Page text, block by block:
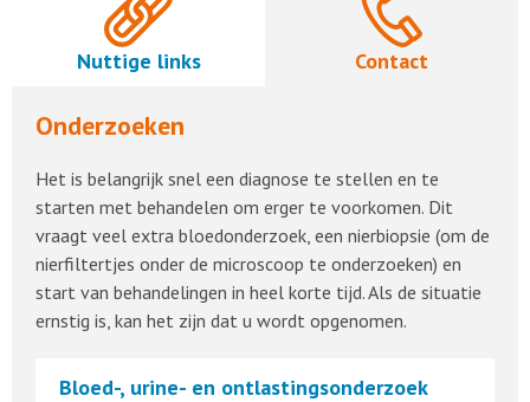
Nuttige links Contact
Onderzoeken
Het is belangrijk snel een diagnose te stellen en te
starten met behandelen om erger te voorkomen. Dit
vraagt veel extra bloedonderzoek, een nierbiopsie (om de
nierfiltertjes onder de microscoop te onderzoeken) en
start van behandelingen in heel korte tijd. Als de situatie
ernstig is, kan het zijn dat u wordt opgenomen.
Bloed-, urine- en ontlastingsonderzoek